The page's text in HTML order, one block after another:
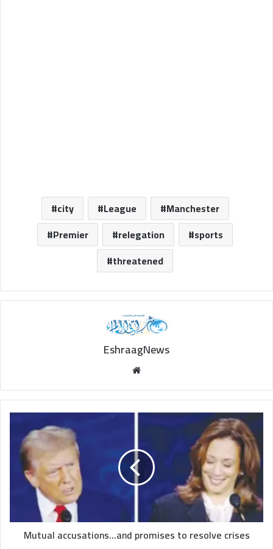
city League
Manchester
Premier
relegation
sports
threatened
EshraagNews
Mutual
accusations...and
promises
resolve
crises
Mutual accusations...and promises to resolve crises